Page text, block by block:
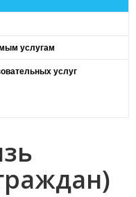
услугам
услуг